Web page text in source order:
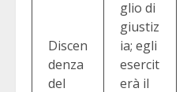
Discen
denza
del
glio di
giustiz
ia; egli
esercit
erà il